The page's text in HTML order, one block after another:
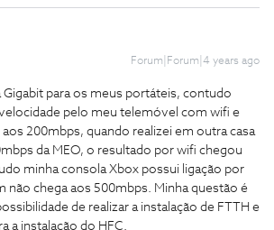
Forum|Forum|4 years ago
Gigabit para os meus portáteis, contudo
pelo meu telemóvel com wifi e
200mbps, quando realizei em outra casa
da MEO, o resultado por wifi chegou
minha consola Xbox possui ligação por
não chega aos 500mbps. Minha questão é
de realizar a instalação de FTTH e
a instalação do HFC.